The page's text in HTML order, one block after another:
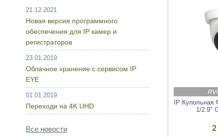
IP Купольная
1/2.9"
2
21.12.2021
Новая версия программного
обеспечения для IP камер и
регистраторов
23.01.2019
Облачное хранение с сервисом IP
EYE
01.01.2019
Переходи на 4K UHD
Все новости